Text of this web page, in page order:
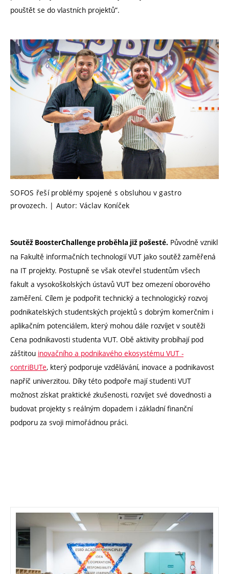
pouštět se do vlastních projektů”.
SOFOS řeší problémy spojené s obsluhou v gastro
provozech. | Autor: Václav Koníček
Soutěž BoosterChallenge proběhla již pošesté. Původně vznikl
na Fakultě informačních technologií VUT jako soutěž zaměřená
na IT projekty. Postupně se však otevřel studentům všech
fakult a vysokoškolských ústavů VUT bez omezení oborového
zaměření. Cílem je podpořit technický a technologický rozvoj
podnikatelských studentských projektů s dobrým komerčním i
aplikačním potenciálem, který mohou dále rozvíjet v soutěži
Cena podnikavosti studenta VUT. Obě aktivity probíhají pod
záštitou inovačního a podnikavého ekosystému VUT -
contriBUTe, který podporuje vzdělávání, inovace a podnikavost
napříč univerzitou. Díky této podpoře mají studenti VUT
možnost získat praktické zkušenosti, rozvíjet své dovednosti a
budovat projekty s reálným dopadem i základní finanční
podporu za svoji mimořádnou práci.